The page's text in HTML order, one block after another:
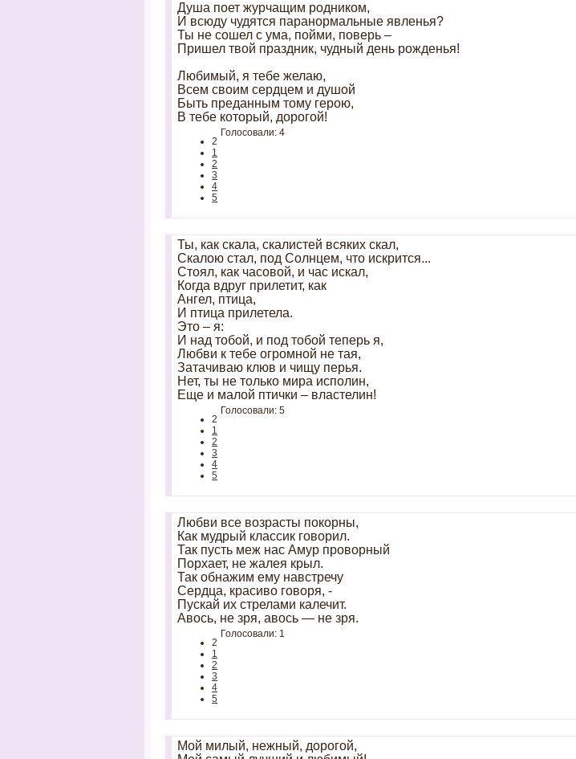
Душа поет журчащим родником,
И всюду чудятся паранормальные явленья?
Ты не сошел с ума, пойми, поверь –
Пришел твой праздник, чудный день рожденья!
Любимый, я тебе желаю,
Всем своим сердцем и душой
Быть преданным тому герою,
В тебе который, дорогой!
2
1
2
3
4
5
Голосовали: 4
Ты, как скала, скалистей всяких скал,
Скалою стал, под Солнцем, что искрится...
Стоял, как часовой, и час искал,
Когда вдруг прилетит, как
Ангел, птица,
И птица прилетела.
Это – я:
И над тобой, и под тобой теперь я,
Любви к тебе огромной не тая,
Затачиваю клюв и чищу перья.
Нет, ты не только мира исполин,
Еще и малой птички – властелин!
2
1
2
3
4
5
Голосовали: 5
Любви все возрасты покорны,
Как мудрый классик говорил.
Так пусть меж нас Амур проворный
Порхает, не жалея крыл.
Так обнажим ему навстречу
Сердца, красиво говоря, -
Пускай их стрелами калечит.
Авось, не зря, авось — не зря.
2
1
2
3
4
5
Голосовали: 1
Мой милый, нежный, дорогой,